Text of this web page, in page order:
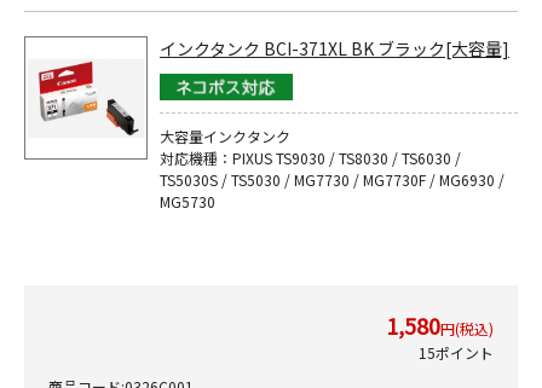
インクタンク BCI-371XL BK ブラック[大容量]
大容量インクタンク
対応機種：PIXUS TS9030 / TS8030 / TS6030 /
TS5030S / TS5030 / MG7730 / MG7730F / MG6930 /
MG5730
1,580円(税込)
15ポイント